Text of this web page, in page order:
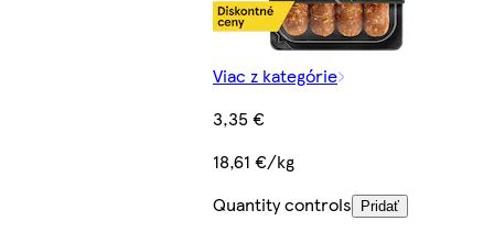
Viac z kategórie
3,35 €
18,61 €/kg
Quantity controls
Pridať